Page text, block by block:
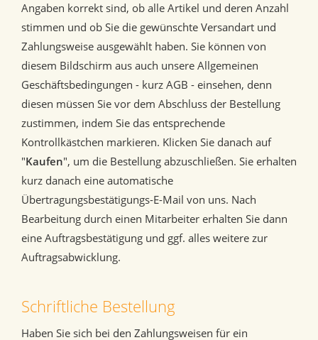
Angaben korrekt sind, ob alle Artikel und deren Anzahl
stimmen und ob Sie die gewünschte Versandart und
Zahlungsweise ausgewählt haben. Sie können von
diesem Bildschirm aus auch unsere Allgemeinen
Geschäftsbedingungen - kurz AGB - einsehen, denn
diesen müssen Sie vor dem Abschluss der Bestellung
zustimmen, indem Sie das entsprechende
Kontrollkästchen markieren. Klicken Sie danach auf
"Kaufen", um die Bestellung abzuschließen. Sie erhalten
kurz danach eine automatische
Übertragungsbestätigungs-E-Mail von uns. Nach
Bearbeitung durch einen Mitarbeiter erhalten Sie dann
eine Auftragsbestätigung und ggf. alles weitere zur
Auftragsabwicklung.
Schriftliche Bestellung
Haben Sie sich bei den Zahlungsweisen für ein